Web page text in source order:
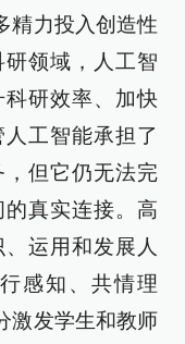
精力投入创造性
领域，人工智
研效率、加快
工智能承担了
但它仍无法完
真实连接。高
运用和发展人
感知、共情理
激发学生和教师